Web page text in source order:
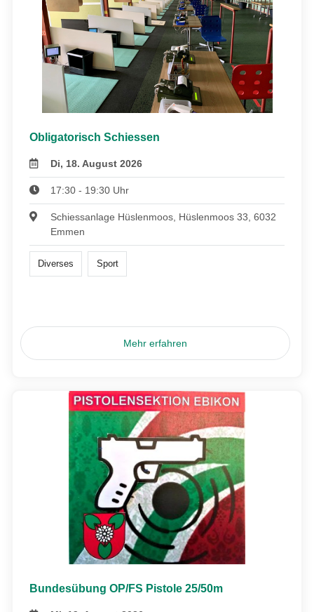
Obligatorisch Schiessen
Di, 18. August 2026
17:30 - 19:30 Uhr
Schiessanlage Hüslenmoos, Hüslenmoos 33, 6032
Emmen
Diverses Sport
Mehr erfahren
Bundesübung OP/FS Pistole 25/50m